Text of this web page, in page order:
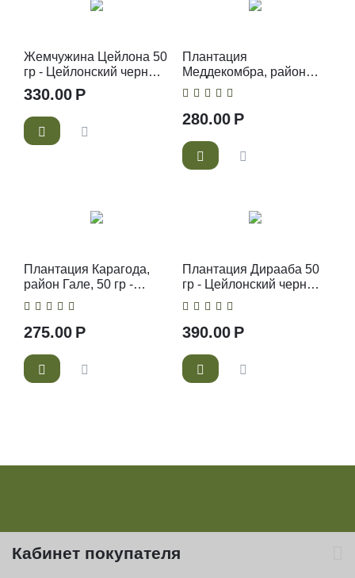
Жемчужина Цейлона 50
гр - Цейлонский черный
чай PEKOE
330.00 Р
Плантация
Меддекомбра, район
Ува, 50 гр - Цейлонский
280.00 Р
Плантация Карагода,
район Гале, 50 гр -
Цейлонский черный чай
FOP1
275.00 Р
Плантация Дирааба 50
гр - Цейлонский черный
чай FOP1
390.00 Р
Кабинет покупателя